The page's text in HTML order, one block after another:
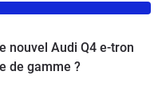
nouvel Audi Q4 e-tron
de gamme ?